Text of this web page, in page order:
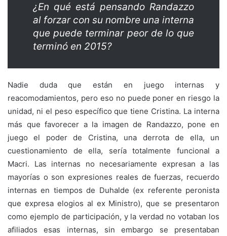
¿En qué está pensando Randazzo
al forzar con su nombre una interna
que puede terminar peor de lo que
terminó en 2015?
Nadie duda que están en juego internas y
reacomodamientos, pero eso no puede poner en riesgo la
unidad, ni el peso específico que tiene Cristina. La interna
más que favorecer a la imagen de Randazzo, pone en
juego el poder de Cristina, una derrota de ella, un
cuestionamiento de ella, sería totalmente funcional a
Macri. Las internas no necesariamente expresan a las
mayorías o son expresiones reales de fuerzas, recuerdo
internas en tiempos de Duhalde (ex referente peronista
que expresa elogios al ex Ministro), que se presentaron
como ejemplo de participación, y la verdad no votaban los
afiliados esas internas, sin embargo se presentaban